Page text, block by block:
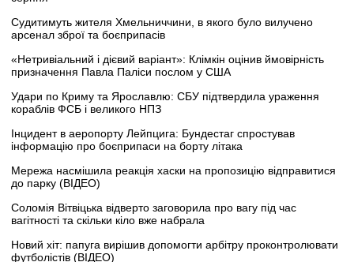
Судитимуть жителя Хмельниччини, в якого було вилучено
арсенал зброї та боєприпасів
«Нетривіальний і дієвий варіант»: Клімкін оцінив ймовірність
призначення Павла Паліси послом у США
Удари по Криму та Ярославлю: СБУ підтвердила ураження
кораблів ФСБ і великого НПЗ
Інцидент в аеропорту Лейпцига: Бундестаг спростував
інформацію про боєприпаси на борту літака
Мережа насмішила реакція хаски на пропозицію відправитися
до парку (ВІДЕО)
Соломія Вітвіцька відверто заговорила про вагу під час
вагітності та скільки кіло вже набрала
Новий хіт: папуга вирішив допомогти арбітру проконтролювати
футболістів (ВІДЕО)